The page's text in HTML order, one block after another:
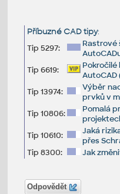
Příbuzné CAD tipy:
Tip 5297:
Rastrové
Tip 6619:
Tip 13974:
Výběr
prvků v
Tip 10806:
Pomalá
Tip 10610:
Jaká
přes
Tip 8300:
Jak
Odpovědět